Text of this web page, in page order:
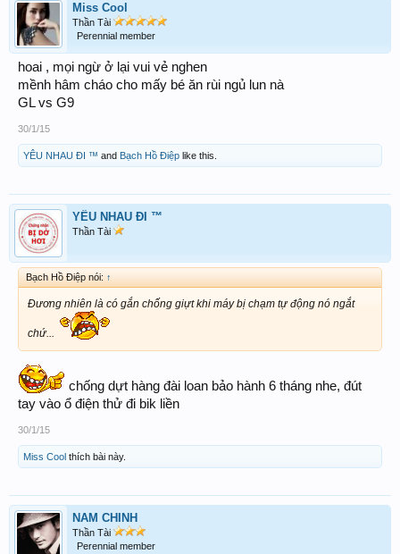
Miss Cool
Thần Tài
Perennial member
hoai , mọi ngừ ở lại vui vẻ nghen
mềnh hâm cháo cho mấy bé ăn rùi ngủ lun nà
GL vs G9
30/1/15
YÊU NHAU ĐI ™ and Bạch Hồ Điệp like this.
YÊU NHAU ĐI ™
Thần Tài
Bạch Hồ Điệp nói: ↑
Đương nhiên là có gắn chống giựt khi máy bị chạm tự động nó ngắt
chứ...
chống dựt hàng đài loan bảo hành 6 tháng nhe, đút
tay vào ổ điện thử đi bik liền
30/1/15
Miss Cool thích bài này.
NAM CHINH
Thần Tài
Perennial member